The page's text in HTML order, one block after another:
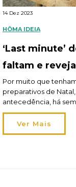
14 Dez 2023
HÔMA IDEIA
‘Last minute’
faltam e
Por muito que
preparativos de
antecedência, há
confrontar-nos ou
nomeadamente a
alguns dias para
Ver Mais